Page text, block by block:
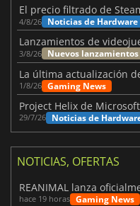
4/8/26 Noticias de Hardware
3/8/26 Nuevos
1/8/26 Gaming News
Project Helix de
29/7/26 Noticias de
NOTICIAS, OFERTAS
REANIMAL lanza
hace 19 horas Gaming News